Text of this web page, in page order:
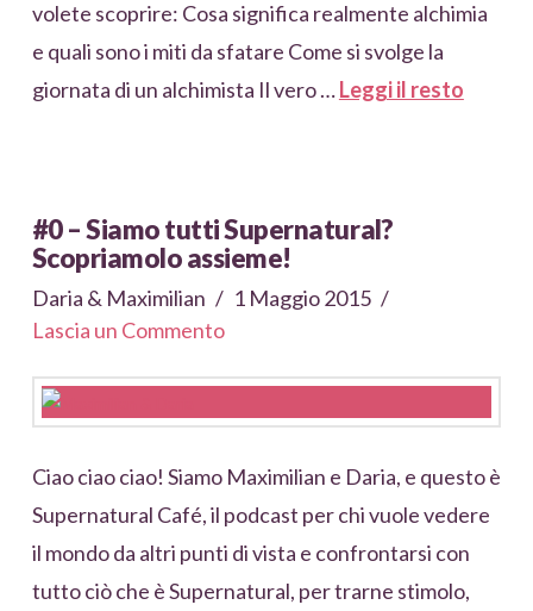
volete scoprire: Cosa significa realmente alchimia
e quali sono i miti da sfatare Come si svolge la
giornata di un alchimista Il vero …Leggi il resto
#0 – Siamo tutti Supernatural?
Scopriamolo assieme!
Daria & Maximilian
1 Maggio 2015
Lascia un Commento
Ciao ciao ciao! Siamo Maximilian e Daria, e questo è
Supernatural Café, il podcast per chi vuole vedere
il mondo da altri punti di vista e confrontarsi con
tutto ciò che è Supernatural, per trarne stimolo,